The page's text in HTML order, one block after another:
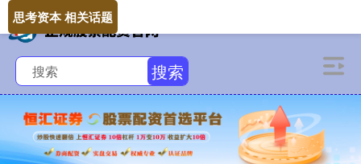
搜索
思考资本 相关话题